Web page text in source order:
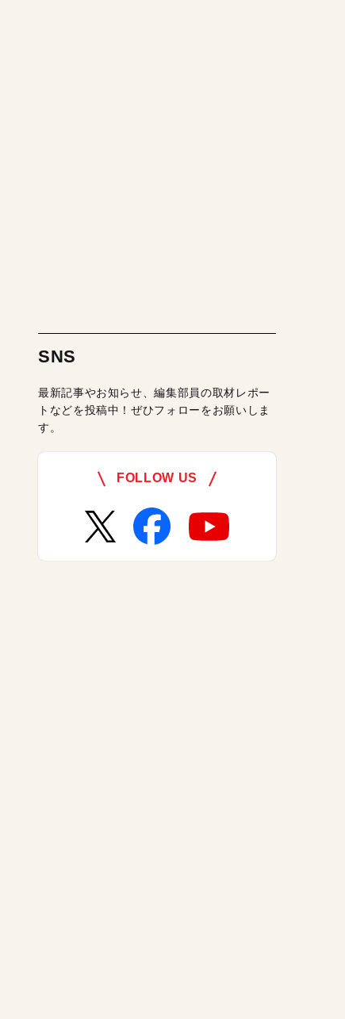
SNS
最新記事やお知らせ、編集部員の取材レポー
トなどを投稿中！ぜひフォローをお願いしま
す。
FOLLOW US